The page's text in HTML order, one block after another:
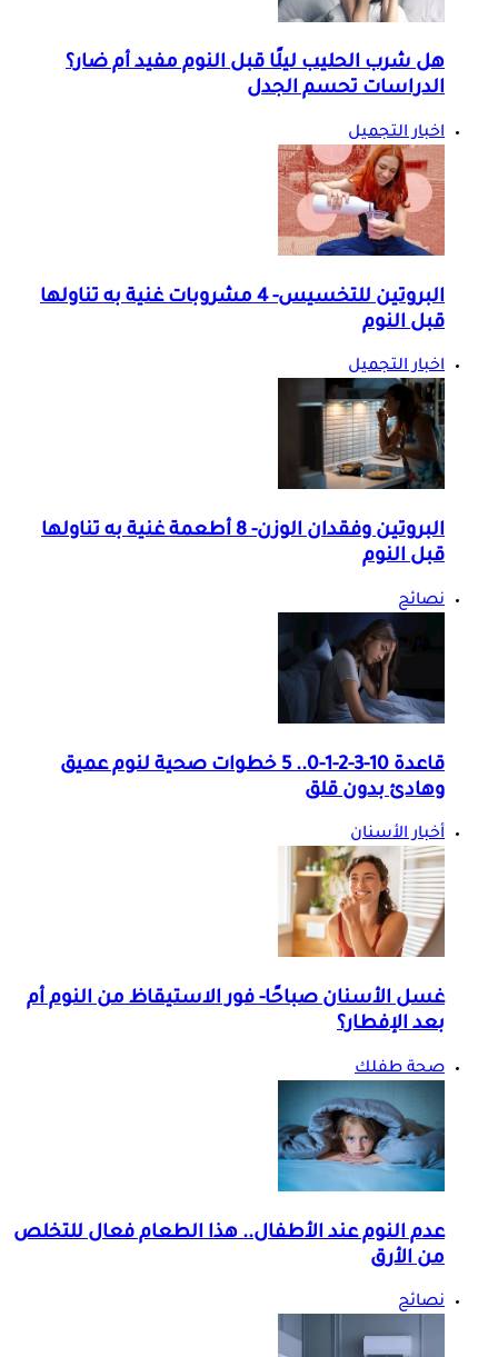
هل شرب الحليب ليلًا قبل النوم مفيد أم ضار؟
الدراسات تحسم الجدل
اخبار التجميل
البروتين للتخسيس- 4 مشروبات غنية به تناولها
قبل النوم
اخبار التجميل
البروتين وفقدان الوزن- 8 أطعمة غنية به تناولها
قبل النوم
نصائح
قاعدة 10-3-2-1-0.. 5 خطوات صحية لنوم عميق
وهادئ بدون قلق
أخبار الأسنان
غسل الأسنان صباحًا- فور الاستيقاظ من النوم أم
بعد الإفطار؟
صحة طفلك
عدم النوم عند الأطفال.. هذا الطعام فعال للتخلص
من الأرق
نصائح